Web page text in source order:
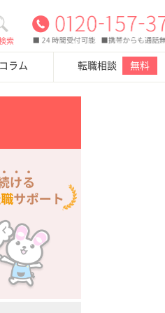
索
ラム 転職相談 無料